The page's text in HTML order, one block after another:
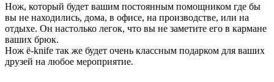
Нож, который будет вашим постоянным помощником где бы
вы не находились, дома, в офисе, на производстве, или на
отдыхе. Он настолько легок, что вы не заметите его в кармане
ваших брюк.
Нож ё-knife так же будет очень классным подарком для ваших
друзей на любое мероприятие.